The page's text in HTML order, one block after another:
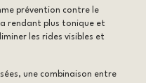
prévention contre le
rendant plus tonique et
les rides visibles et
une combinaison entre